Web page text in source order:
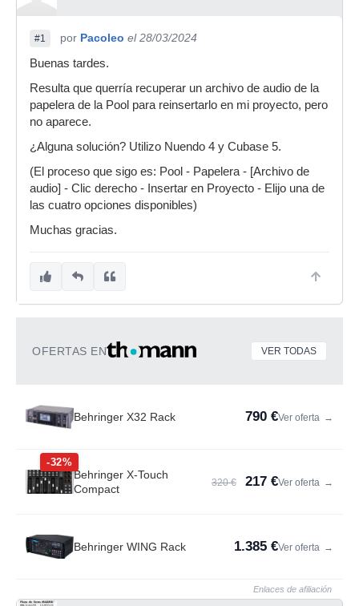
#1 por Pacoleo el 28/03/2024
Buenas tardes.
Resulta que querría recuperar un archivo de audio de la
papelera de la Pool para reinsertarlo en mi proyecto, pero
no aparece.
¿Alguna solución? Utilizo Nuendo 4 y Cubase 5.
(El proceso que sigo es: Pool - Papelera - [Archivo de
audio] - Clic derecho - Insertar en Proyecto - Elijo una de
las cuatro opciones disponibles)
Muchas gracias.
OFERTAS EN VER TODAS
Behringer X32 Rack 790 €Ver oferta →
-32%
Behringer X-Touch
Compact
320 € 217 €Ver oferta →
Behringer WING Rack 1.385 €Ver oferta →
Enlaces de afiliación